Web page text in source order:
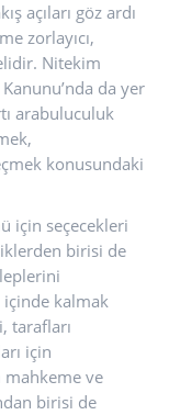
açıları göz ardı
zorlayıcı,
Nitekim
da yer
arabuluculuk
konusundaki
için seçecekleri
birisi de
içinde kalmak
tarafları
için
mahkeme ve
birisi de